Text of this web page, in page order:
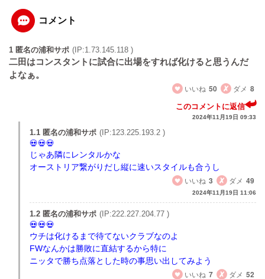
コメント
1 匿名の浦和サポ (IP:1.73.145.118 )
二田はコンスタントに試合に出場をすれば化けると思うんだ
よなぁ。
いいね 50 ダメ 8
このコメントに返信
2024年11月19日 09:33
1.1 匿名の浦和サポ (IP:123.225.193.2 )
じゃあ隣にレンタルかな
オーストリア繋がりだし縦に速いスタイルも合うし
いいね 3 ダメ 49
2024年11月19日 11:06
1.2 匿名の浦和サポ (IP:222.227.204.77 )
ウチは化けるまで待てないクラブなのよ
FWなんかは勝敗に直結するから特に
ニッタで勝ち点落とした時の事思い出してみよう
いいね 7 ダメ 52